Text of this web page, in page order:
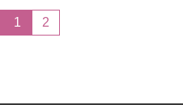
1 2